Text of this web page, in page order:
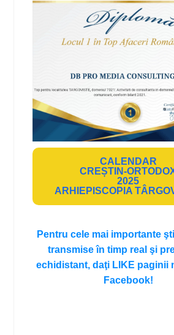
CALENDAR
CREȘTIN-
2025
ARHIEPISCOPIA
Pentru cele mai importante
transmise în timp real şi
echidistant, daţi LIKE paginii
Facebook!